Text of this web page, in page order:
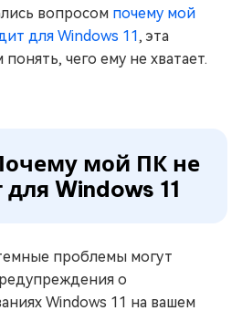
вопросом почему мой
для Windows 11, эта
чего ему не хватает.
мой ПК не
Windows 11
проблемы могут
о
Windows 11 на вашем